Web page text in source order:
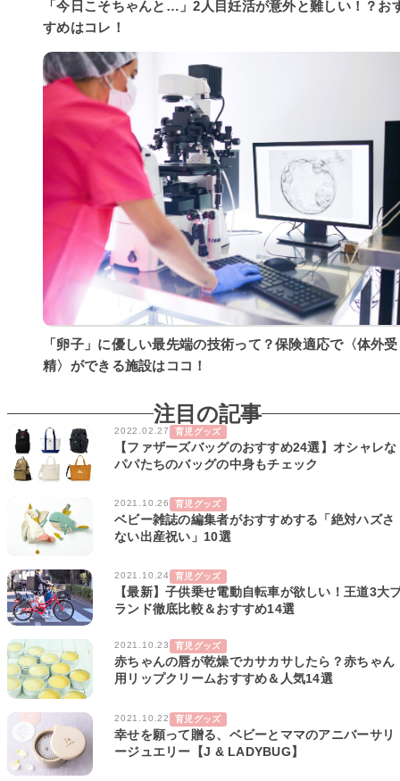
「今日こそちゃんと…」2人目妊活が意外と難しい！？お
すめはコレ！
「卵子」に優しい最先端の技術って？保険適応で〈体外受
精〉ができる施設はココ！
注目の記事
2022.02.27 育児グッズ
【ファザーズバッグのおすすめ24選】オシャレな
パパたちのバッグの中身もチェック
2021.10.26 育児グッズ
ベビー雑誌の編集者がおすすめする「絶対ハズさ
ない出産祝い」10選
2021.10.24 育児グッズ
【最新】子供乗せ電動自転車が欲しい！王道3大
ランド徹底比較＆おすすめ14選
2021.10.23 育児グッズ
赤ちゃんの唇が乾燥でカサカサしたら？赤ちゃん
用リップクリームおすすめ＆人気14選
2021.10.22 育児グッズ
幸せを願って贈る、ベビーとママのアニバーサリ
ージュエリー【J & LADYBUG】